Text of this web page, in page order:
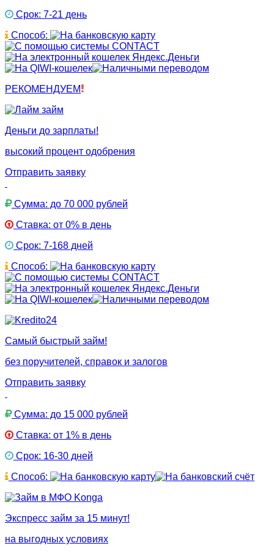
Срок: 7-21 день
Способ:
РЕКОМЕНДУЕМ
Деньги до зарплаты!
высокий процент одобрения
Отправить заявку
Сумма: до 70 000 рублей
Ставка: от 0% в день
Срок: 7-168 дней
Способ:
Самый быстрый займ!
без поручителей, справок и залогов
Отправить заявку
Сумма: до 15 000 рублей
Ставка: от 1% в день
Срок: 16-30 дней
Способ:
Экспресс займ за 15 минут!
на выгодных условиях